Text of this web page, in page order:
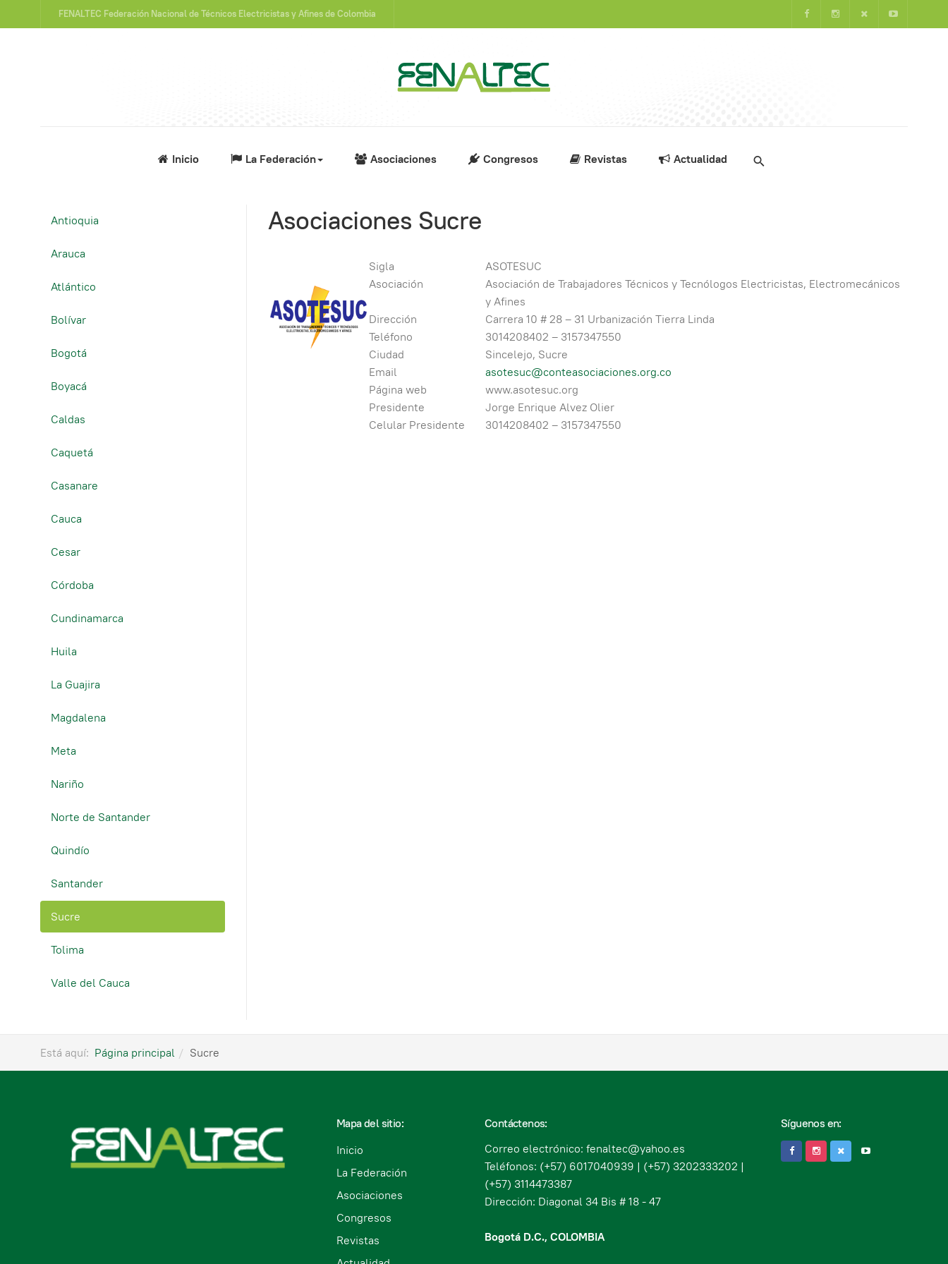
FENALTEC Federación Nacional de Técnicos Electricistas y Afines de Colombia
Inicio La Federación Asociaciones Congresos Revistas Actualidad
Asociaciones Sucre
Sigla
ASOTESUC
Asociación
Asociación de Trabajadores Técnicos y Tecnólogos Electricistas, Electromecánicos
y Afines
Dirección
Carrera 10 # 28 – 31 Urbanización Tierra Linda
Teléfono
3014208402 – 3157347550
Ciudad
Sincelejo, Sucre
Email
asotesuc@conteasociaciones.org.co
Página web
www.asotesuc.org
Presidente
Jorge Enrique Alvez Olier
Celular Presidente
3014208402 – 3157347550
Antioquia
Arauca
Atlántico
Bolívar
Bogotá
Boyacá
Caldas
Caquetá
Casanare
Cauca
Cesar
Córdoba
Cundinamarca
Huila
La Guajira
Magdalena
Meta
Nariño
Norte de Santander
Quindío
Santander
Sucre
Tolima
Valle del Cauca
Está aquí: Página principal Sucre
Mapa del sitio:
Inicio
La Federación
Asociaciones
Congresos
Revistas
Contáctenos:
Correo electrónico: fenaltec@yahoo.es
Teléfonos: (+57) 6017040939 | (+57) 3202333202 |
(+57) 3114473387
Dirección: Diagonal 34 Bis # 18 - 47
Bogotá D.C., COLOMBIA
Síguenos en: